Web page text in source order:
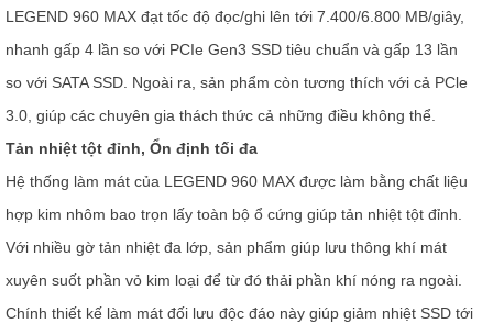
LEGEND 960 MAX đạt tốc độ đọc/ghi lên tới 7.400/6.800 MB/giây,
nhanh gấp 4 lần so với PCIe Gen3 SSD tiêu chuẩn và gấp 13 lần
so với SATA SSD. Ngoài ra, sản phẩm còn tương thích với cả PCle
3.0, giúp các chuyên gia thách thức cả những điều không thể.
Tản nhiệt tột đỉnh, Ổn định tối đa
Hệ thống làm mát của LEGEND 960 MAX được làm bằng chất liệu
hợp kim nhôm bao trọn lấy toàn bộ ổ cứng giúp tản nhiệt tột đỉnh.
Với nhiều gờ tản nhiệt đa lớp, sản phẩm giúp lưu thông khí mát
xuyên suốt phần vỏ kim loại để từ đó thải phần khí nóng ra ngoài.
Chính thiết kế làm mát đối lưu độc đáo này giúp giảm nhiệt SSD tới